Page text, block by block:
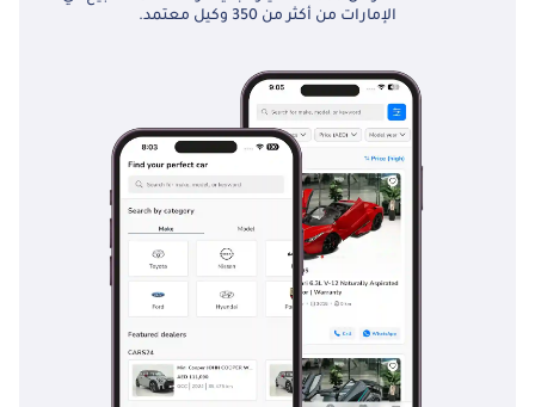
الإمارات من أكثر من 350 وكيل معتمد.